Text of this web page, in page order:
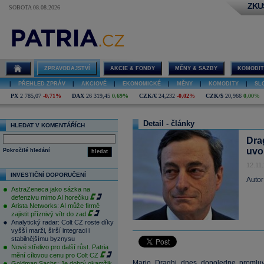
SOBOTA 08.08.2026
ZPRAVODAJSTVÍ AKCIE & FONDY MĚNY & SAZBY
PŘEHLED ZPRÁV AKCIOVÉ EKONOMICKÉ MĚNY KOMODITY
PX 2 785,07 -0,71% DAX 26 319,45 0,69% CZK/€ 24,232 -0,02% CZK/$ 20,966 0,00%
HLEDAT V KOMENTÁŘÍCH
hledat
Pokročilé hledání
INVESTIČNÍ DOPORUČENÍ
AstraZeneca jako sázka na
defenzivu mimo AI horečku
Arista Networks: AI může firmě
zajistit příznivý vítr do zad
Analytický radar: Colt CZ roste díky
vyšší marži, širší integraci i
stabilnějšímu byznysu
Nové střelivo pro další růst. Patria
mění cílovou cenu pro Colt CZ
Detail - články